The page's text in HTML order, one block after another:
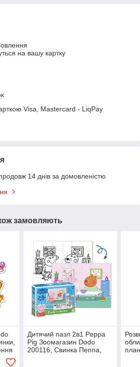
на вашу картку
Visa, Mastercard - LiqPay
14 днів за домовленістю
замовляють
Дитячий пазл 2в1 Peppa
Pig Зоомагазин Dodo
200116, Свинка Пеппа,